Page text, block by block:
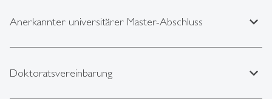
Anerkannter universitärer Master-Abschluss expand_less
Doktoratsvereinbarung expand_less